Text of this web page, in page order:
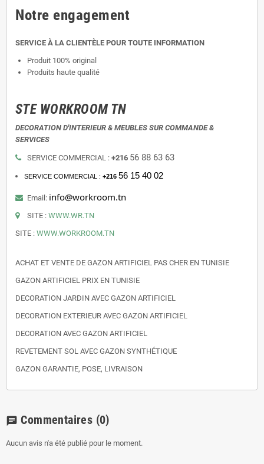
Notre engagement
SERVICE À LA CLIENTÈLE POUR TOUTE INFORMATION
Produit 100% original
Produits haute qualité
STE WORKROOM TN
DECORATION D'INTERIEUR & MEUBLES SUR COMMANDE &
SERVICES
SERVICE COMMERCIAL : +216 56 88 63 63
SERVICE COMMERCIAL : +216 56 15 40 02
Email: info@workroom.tn
SITE : WWW.WR.TN
SITE : WWW.WORKROOM.TN
ACHAT ET VENTE DE GAZON ARTIFICIEL PAS CHER EN TUNISIE
GAZON ARTIFICIEL PRIX EN TUNISIE
DECORATION JARDIN AVEC GAZON ARTIFICIEL
DECORATION EXTERIEUR AVEC GAZON ARTIFICIEL
DECORATION AVEC GAZON ARTIFICIEL
REVETEMENT SOL AVEC GAZON SYNTHÉTIQUE
GAZON GARANTIE, POSE, LIVRAISON
chat Commentaires (0)
Aucun avis n'a été publié pour le moment.